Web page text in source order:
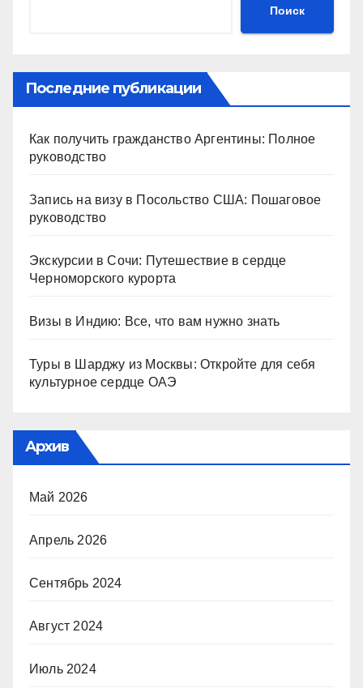
Поиск
Последние публикации
Как получить гражданство Аргентины: Полное
руководство
Запись на визу в Посольство США: Пошаговое
руководство
Экскурсии в Сочи: Путешествие в сердце
Черноморского курорта
Визы в Индию: Все, что вам нужно знать
Туры в Шарджу из Москвы: Откройте для себя
культурное сердце ОАЭ
Архив
Май 2026
Апрель 2026
Сентябрь 2024
Август 2024
Июль 2024